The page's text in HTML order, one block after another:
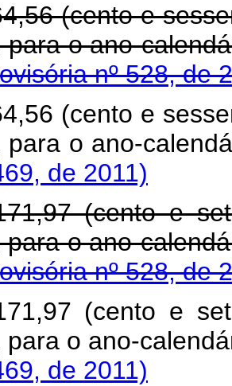
(cento e
para o ano-
nº 528, de
(cento e
para o ano-
de 2011)
(cento e
para o ano-
nº 528, de
(cento e
para o ano-
de 2011)